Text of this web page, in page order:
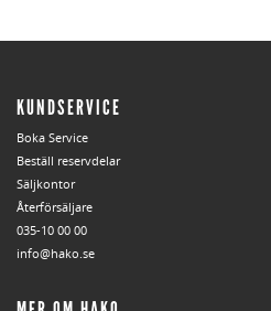
KUNDSERVICE
Boka Service
Beställ reservdelar
Säljkontor
Återförsäljare
035-10 00 00
info@hako.se